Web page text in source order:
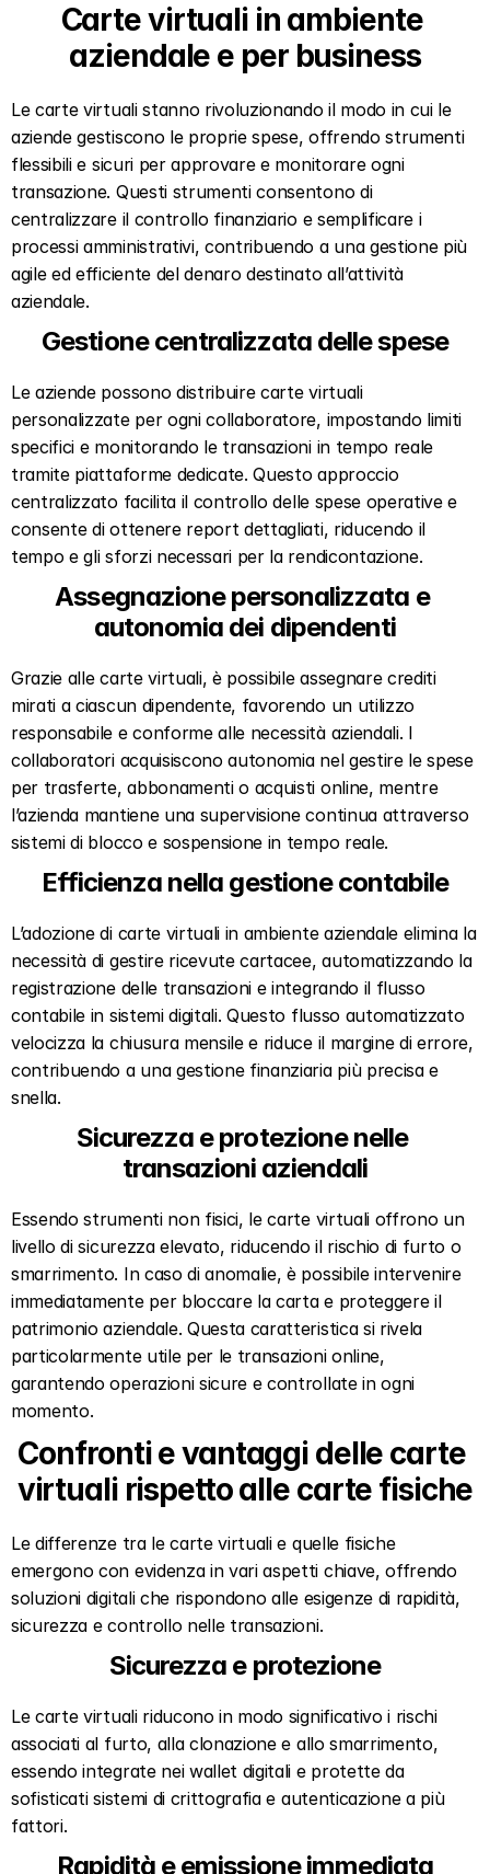
Carte virtuali in ambiente
aziendale e per business
Le carte virtuali stanno rivoluzionando il modo in cui le
aziende gestiscono le proprie spese, offrendo strumenti
flessibili e sicuri per approvare e monitorare ogni
transazione. Questi strumenti consentono di
centralizzare il controllo finanziario e semplificare i
processi amministrativi, contribuendo a una gestione più
agile ed efficiente del denaro destinato all’attività
aziendale.
Gestione centralizzata delle spese
Le aziende possono distribuire carte virtuali
personalizzate per ogni collaboratore, impostando limiti
specifici e monitorando le transazioni in tempo reale
tramite piattaforme dedicate. Questo approccio
centralizzato facilita il controllo delle spese operative e
consente di ottenere report dettagliati, riducendo il
tempo e gli sforzi necessari per la rendicontazione.
Assegnazione personalizzata e
autonomia dei dipendenti
Grazie alle carte virtuali, è possibile assegnare crediti
mirati a ciascun dipendente, favorendo un utilizzo
responsabile e conforme alle necessità aziendali. I
collaboratori acquisiscono autonomia nel gestire le spese
per trasferte, abbonamenti o acquisti online, mentre
l’azienda mantiene una supervisione continua attraverso
sistemi di blocco e sospensione in tempo reale.
Efficienza nella gestione contabile
L’adozione di carte virtuali in ambiente aziendale elimina la
necessità di gestire ricevute cartacee, automatizzando la
registrazione delle transazioni e integrando il flusso
contabile in sistemi digitali. Questo flusso automatizzato
velocizza la chiusura mensile e riduce il margine di errore,
contribuendo a una gestione finanziaria più precisa e
snella.
Sicurezza e protezione nelle
transazioni aziendali
Essendo strumenti non fisici, le carte virtuali offrono un
livello di sicurezza elevato, riducendo il rischio di furto o
smarrimento. In caso di anomalie, è possibile intervenire
immediatamente per bloccare la carta e proteggere il
patrimonio aziendale. Questa caratteristica si rivela
particolarmente utile per le transazioni online,
garantendo operazioni sicure e controllate in ogni
momento.
Confronti e vantaggi delle carte
virtuali rispetto alle carte fisiche
Le differenze tra le carte virtuali e quelle fisiche
emergono con evidenza in vari aspetti chiave, offrendo
soluzioni digitali che rispondono alle esigenze di rapidità,
sicurezza e controllo nelle transazioni.
Sicurezza e protezione
Le carte virtuali riducono in modo significativo i rischi
associati al furto, alla clonazione e allo smarrimento,
essendo integrate nei wallet digitali e protette da
sofisticati sistemi di crittografia e autenticazione a più
fattori.
Rapidità e emissione immediata